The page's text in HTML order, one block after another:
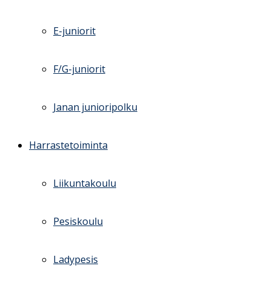
E-juniorit
F/G-juniorit
Janan junioripolku
Harrastetoiminta
Liikuntakoulu
Pesiskoulu
Ladypesis